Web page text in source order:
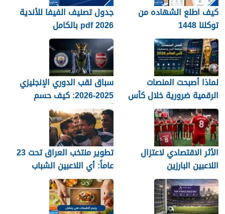
كيف اطلع الشهاده من
توكلنا 1448
جدول تصنيف الفيفا للأندية
2026 pdf بالكامل
لماذا أصبحت المنصات
الرقمية ضرورية خلال كأس
العالم؟
سباق لقب الدوري الإنجليزي
2025-2026: كيف حسم
أرسنال اللقب في النهاية؟
الأثر الاقتصادي لاعتزال
اللاعبين البارزين
تطوير منتخب العراق تحت 23
عاماً: أي اللاعبين الشباب
جاهزون للاختراق الدولي؟